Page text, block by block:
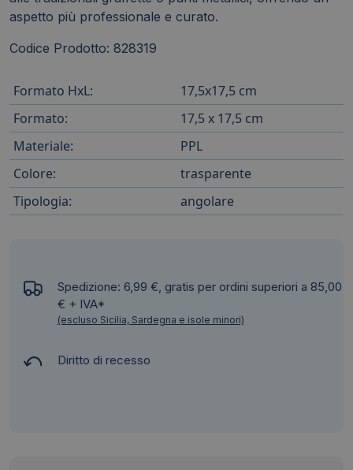
aspetto più professionale e curato.
Codice Prodotto: 828319
Formato HxL:
17,5x17,5 cm
Formato:
17,5 x 17,5 cm
Materiale:
PPL
Colore:
trasparente
Tipologia:
angolare
Spedizione: 6,99 €, gratis per ordini superiori a 85,00
€ + IVA*
(escluso Sicilia, Sardegna e isole minori)
Diritto di recesso